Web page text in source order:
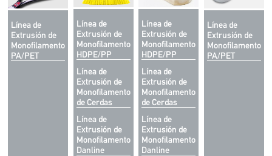
Línea de
Extrusión de
Monofilamento
PA/PET
Línea de
Extrusión de
Monofilamento
HDPE/PP
Línea de
Extrusión de
Monofilamento
de Cerdas
Línea de
Extrusión de
Monofilamento
Danline
Línea de
Extrusión de
Monofilamento
HDPE/PP
Línea de
Extrusión de
Monofilamento
de Cerdas
Línea de
Extrusión de
Monofilamento
Danline
Línea de
Extrusión de
Monofilamento
PA/PET